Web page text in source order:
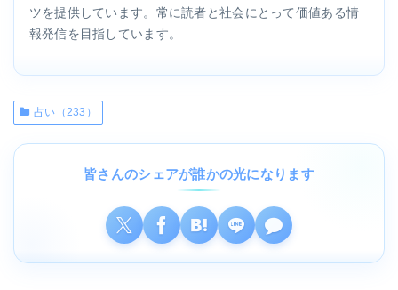
ツを提供しています。常に読者と社会にとって価値ある情
報発信を目指しています。
占い（233）
皆さんのシェアが誰かの光になります